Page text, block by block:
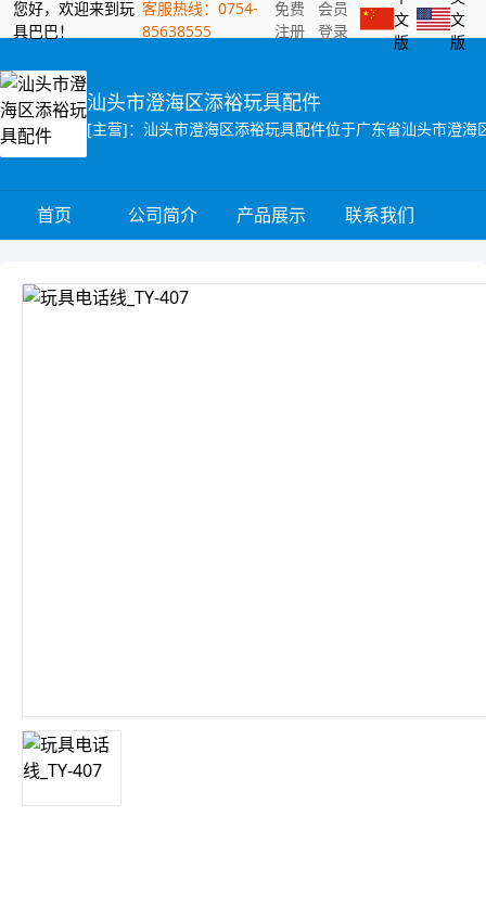
您好，欢迎来到玩
具巴巴！
客服热线：0754-
85638555
免费
注册
会员
登录
文
版
文
版
汕头市澄海区添裕玩具配件
首页 公司简介 产品展示 联系我们